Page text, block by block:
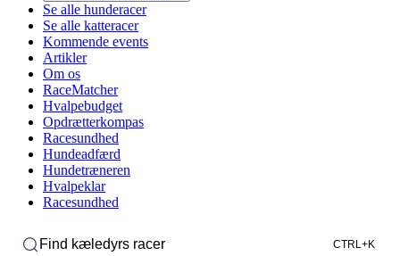
Se alle hunderacer
Se alle katteracer
Kommende events
Artikler
Om os
RaceMatcher
Hvalpebudget
Opdrætterkompas
Racesundhed
Hundeadfærd
Hundetræneren
Hvalpeklar
Racesundhed
Find kæledyrs racer CTRL+K